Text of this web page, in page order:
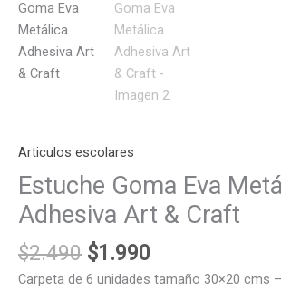
Articulos escolares
Estuche Goma Eva
Adhesiva Art & Craft
$2.490 $1.990
Carpeta de 6 unidades tamaño 30×20 cms